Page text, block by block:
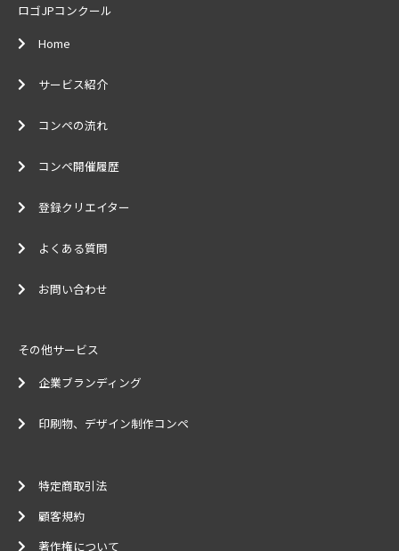
ロゴJPコンクール
Home
サービス紹介
コンペの流れ
コンペ開催履歴
登録クリエイター
よくある質問
お問い合わせ
その他サービス
企業ブランディング
印刷物、デザイン制作コンペ
特定商取引法
顧客規約
著作権について